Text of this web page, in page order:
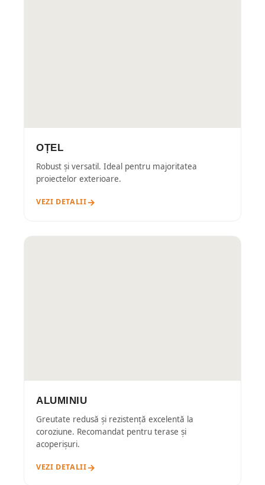
OȚEL
Robust și versatil. Ideal pentru majoritatea
proiectelor exterioare.
VEZI DETALII
ALUMINIU
Greutate redusă și rezistență excelentă la
coroziune. Recomandat pentru terase și
acoperișuri.
VEZI DETALII